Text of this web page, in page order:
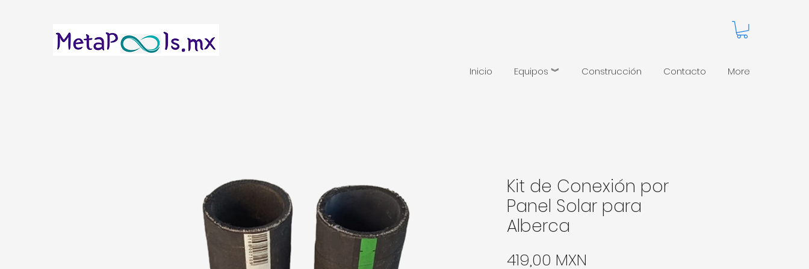
Inicio Equipos ︾ Construcción Contacto More
Kit de Conexión por
Panel Solar para
Alberca
419,00 MXN